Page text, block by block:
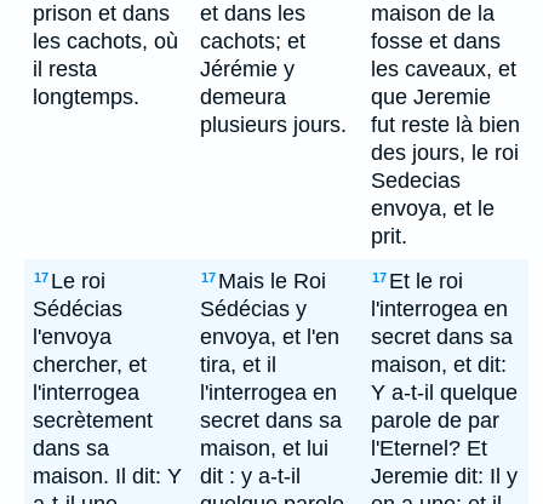
prison et dans
les cachots, où
il resta
longtemps.
et dans les
cachots; et
Jérémie y
demeura
plusieurs jours.
maison de la
fosse et dans
les caveaux, et
que Jeremie
fut reste là bien
des jours, le roi
Sedecias
envoya, et le
prit.
17 Le roi
Sédécias
l'envoya
chercher, et
l'interrogea
secrètement
dans sa
maison. Il dit: Y
17 Mais le Roi
Sédécias y
envoya, et l'en
tira, et il
l'interrogea en
secret dans sa
maison, et lui
dit : y a-t-il
17 Et le roi
l'interrogea en
secret dans sa
maison, et dit:
Y a-t-il quelque
parole de par
l'Eternel? Et
Jeremie dit: Il y